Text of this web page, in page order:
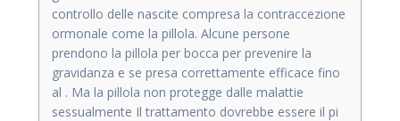
controllo delle nascite compresa la contraccezione
ormonale come la pillola. Alcune persone
prendono la pillola per bocca per prevenire la
gravidanza e se presa correttamente efficace fino
al . Ma la pillola non protegge dalle malattie
sessualmente Il trattamento dovrebbe essere il pi